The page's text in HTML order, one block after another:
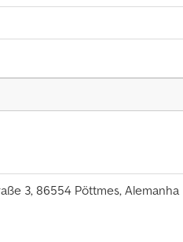
3, 86554 Pöttmes, Alemanha